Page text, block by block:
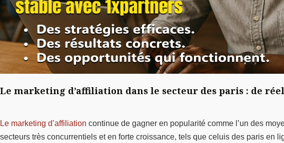
Le marketing d’affiliation dans le secteur des paris : de
Le marketing d’affiliation continue de gagner en popularité comme l’un des
secteurs très concurrentiels et en forte croissance, tels que celuis des paris en